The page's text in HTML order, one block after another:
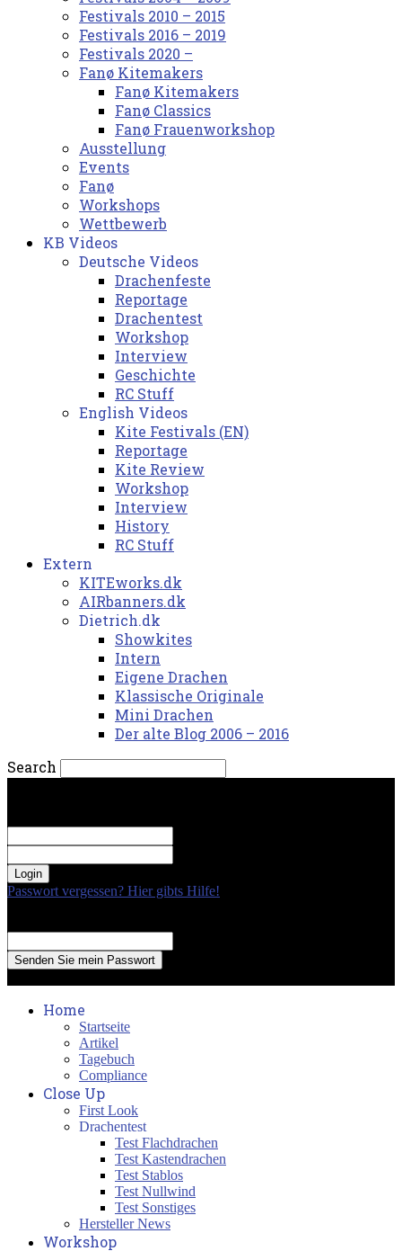
Festivals 2010 – 2015
Festivals 2016 – 2019
Festivals 2020 –
Fanø Kitemakers
Fanø Kitemakers
Fanø Classics
Fanø Frauenworkshop
Ausstellung
Events
Fanø
Workshops
Wettbewerb
KB Videos
Deutsche Videos
Drachenfeste
Reportage
Drachentest
Workshop
Interview
Geschichte
RC Stuff
English Videos
Kite Festivals (EN)
Reportage
Kite Review
Workshop
Interview
History
RC Stuff
Extern
KITEworks.dk
AIRbanners.dk
Dietrich.dk
Showkites
Intern
Eigene Drachen
Klassische Originale
Mini Drachen
Der alte Blog 2006 – 2016
Search
Passwort vergessen? Hier gibts Hilfe!
Home
Startseite
Artikel
Tagebuch
Compliance
Close Up
First Look
Drachentest
Test Flachdrachen
Test Kastendrachen
Test Stablos
Test Nullwind
Test Sonstiges
Hersteller News
Workshop